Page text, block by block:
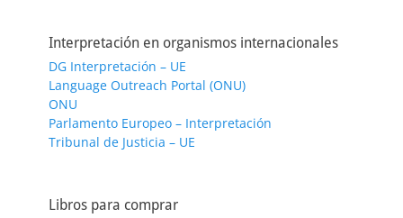
Interpretación en organismos internacionales
DG Interpretación – UE
Language Outreach Portal (ONU)
ONU
Parlamento Europeo – Interpretación
Tribunal de Justicia – UE
Libros para comprar